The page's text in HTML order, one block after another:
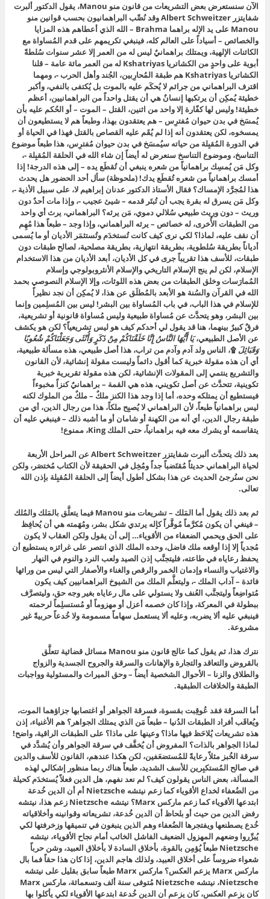
الآن سنستعرض بعض التشريعات من قانون منو Manou، يقول الدكتور ألبرت
شفايتزر Albert Schweitzer
وقد نُصِّب البراهمانيون بحسب قوانين منو
Manou على يد الإله براهما Brahma – الله الذي أعطاهم هذه المزايا
والخصائص – أسياداً على العالم كله، فينبغي تكريمهم على قدم المُساواة مع
الكائنات الإلهية، ويمتلك براهمانيٌ ليس له من العمر إلا عشر سنوات سُلطةً
أبوية على واحدٍ من الكشاتريا Kshatriyas له من العمر مائة عامة – قلنا
الكشاتريا Kshatriyas هم طبقة المُحارِبين، الجُند وأهل الحرب -، ومهما
اقترف البراهماني من جرائم لا يُحكَم عليه بالموت بل يُكتفى بالنفي، وأكبر
خطيئة يُمكِن أن يرتكبها إنسانٌ هي أن يقتل واحداً من البراهمانيين، أعظم
خطيئة! وليس لها كفّارة إلا واحد من اثنين، القتل – الموت – أو الحُكم عليه بأن
يُمسَخ في بدن حيوان مُفترِس – هم يعتقدون بهذا، وطبعاً هم لا يستطيعون أن
يمسخوه، لكن يعتقدون أنه إذا لم يُقَم عليه القصاص بالقتل فهذا في الحياة أو
في الدورة المُقبِلة من حياته سيُمسَخ في بدن حيوان مُفترِس، هذا طبعاً موضوع
التناسخ، وموضوع التناسخ سنعرض له أيضاً إن شاء الله في الحلقة المُقبِلة -،
وكل مَن يُمسِك براهمانياً من شعره ينبغي أن تُقطَع يده – إلى هذه الدرجة! إذا
أمسك براهمانياً من شعره تُقطَع يدك! (ملحوظة) سأل أحد الحضور هل يحدث
هذا لمُجرَّد الإمساك؟ فقال الأستاذ الدكتور عدنان إبراهيم لا، على سبيل الأذية -،
وكل مَن يسرق له بقرة يجب أن تُبتَر قدمه – شيئ عجيب -، وإذا مات أحدٌ دون
وريث – دون وريث طبيعي سُلالي دموي، مَن يرثه؟ البراهماني، يرث أي واحد
من الطبقات الأُخرى، له خصائص – يرثه البراهماني، وإذا وجد – طبعاً هذا مُهِم
أن نقف عليه، لماذا؟ لكي نرى كيف كانت تُستخدَم وتُستثمَر الأديان أو ما يُسمى
أدياناً بطريقة سُلطوية، بطريقة انتهازية، بطريقة مصلحية، لصالح طبقات دون
طبقات، للأسف هذا تقريباً جرى في كل الأديان، أبعد الأديان من هذا الاستخدام
الإسلام، لكن لم ينج الإسلام التاريخي والإسلام الأنثروبولوجي وإسلام
المُمارَسات وخلق الطبقات من بعض هذه اللوثات، وإلا الإسلام النصوصي بحمد
الله في القرآن والسُنة هو الأبعد بالمُطلَق عن هذا، لا يُمكِن أن نجد نظيراً
للإسلام في هذا الباب، في باب المُساواة بين البشر! ليس بين المُسلِمين وإنما
بين البشر، وهو يتحدَّث عن مُساواة طبيعية وليس مُساواة قانونية أو تشريعية،
فرقٌ كبيرٌ بينهما، هنا قد يقول لي أحدكم كيف هو ليس تشريعياً؟ لكن هو يكشف
عن الأصل الطبيعي، يَا أَيُّهَا النَّاسُ إِنَّا خَلَقْنَاكُمْ مِنْ ذَكَرٍ وَأُنْثَى وَجَعَلْنَاكُمْ شُعُوبًا
وَقَبَائِلَ ۩، الناس ولد آدم وآدم من تراب، هذا أصل طبيعي، هذه مسألة طبيعية،
أي أن هذه مقولة خبرية كما أقول دائماً وليست مقولة إنشائية، لأن القانون
والتشريع ينتمي إلى المقولات الإنشائية، لكن هذه مقولة تقريرية خبرية
تكوينية، تتحدَّث عن أصل تكويني، هذه هي القمة – براهمانيٌ كنزاً مخبوءاً
فيستطيع أن يمتلكه وحده، أما إذا وجد هذا الكنز ملكٌ – ملكٌ من الملوك لكنه
ليس براهمانياً طبعاً، لأن البراهماني لا يُصبِح ملكاً، هذا من رجال الدين، أي من
طبقة رجال الدين، أي أنه من الكهنة أو شامان أو ما أشبه ذلك – فينبغي عليه أن
يتقاسمه أو يشرك معه فيه براهمانياً، حتى الملك King، ممنوع!
بعد ذلك يتحدَّث ألبرت شفايتزر Albert Schweitzer عن المراحل الأربعة
لحياة البراهماني حديثاً مُقتَضباً جداً ومُخِل في الحقيقة لأن الكتاب مُختصَر، ولكن
نحن سنُرجئ الحديث عن هذا بشكل أطول أيضاً إلى الحلقة المُقبِلة بإذن الله
تعالى.
ثم بعد ذلك يقول أما المَلك – تشريعات منو Manou فيما يتعلَّق بالمَلك والمُلك
– فينغي أن يكون مُكرَّماً مُوقَّراً كإله يرتدي شكل بشر، ومُهَمته هي أن يُحافِظ
على الحق ويحمي الضعفاء من الأقوياء… إلى أن يقول ولكن العقاب لا يكون
مُجدياً إلا إذا أوقعه ملك فاضل، وحده الملك الذي انتصر على غرائزه يستطيع أن
يحفظ رعاياه في طاعته، فليتجنَّب إذن الصيد ولعب النرد والنوم في النهار
والاغتياب والنساء وإدمان الخمر والرقص والغناء والأصفار التي ليس من ورائها
فائدة – آداب الملك -، وليتعلَّم الملك من الشيوخ البراهمانيين كيف يكون
مُتواضِعاً وليتجنَّب العُنف ولا يستولي على مال رعاياه بغير وجه حق، وليتصرَّف
ببطولة في المعركة، وإذا كان خصمه أعزل أو مهزوماً أو مُستسلِماً لرحمته
فينبغي عليه ألا يضربه، وعليه ألا يستعمل سهاماً مسمومة ولا خُدعاً حربيةً غير
مشروعة.
نترك هذا، ثم يقول كما عالج قانون منو Manou مسائل قضائية تتعلَّق
بالقروض والتعاقد والتجارة والإهانات والسرقة والجروح الجسدية والزواج
والطلاق والزنا – الأحوال الشخصية أيضاً – وحق الميراث والمسئولية وواجبات
الطبقة والخلافات الطبقية.
أما السرقة فقد عُوقِبت بقسوة، فسرقة الجواهر أو اغتصابها جزاؤهما الموت،
ويُعاقَب أفراد الطبقات الدُنيا – طبعاً مَن الذي يمتلك الجواهر؟ هم الأغنياء، إذن
هذه تشريعات يُلاحَظ فيها ماذا؟ وعينها على ماذا؟ على الطبقات الراقية، واضح!
لماذا الجواهر بالذات؟ المفروض أن يُخفَّف في سرقة الجواهر وأن يُشدَّد في
سرقة الخُبز مثلاً رعايةً للمُستضعَفين، لكن هكذا عندهم، القانون للأسف والدين
في صالح المُستكبِرين للأسف الشديد، طبعاً هناك ربما منظور إشكالي لهذه
المسألة، بعض الناس يقولون كيف؟ لم نعد نفهم، هل الدين فعلاً يُستخدَم كحيلة
من الضُعفاء لخداع الأقوياء كما زعم نيتشه Nietzsche أم أن الدين خُدعة
ابتدعها الأقوياء كما زعم ماركس Marx؟ نيتشه Nietzsche زعم هذا، نيتشه
رفض الدين من حيث أو بلحاظ أن الدين خُدعة، تشريعاته وقوانينه وأخلاقياته
خُدع يصطنعها ويفتجرها الضُعفاء وهم الذين ينبغون في تنميقها وزخرفتها لكي
يُبرِّروا وضعهم المهزول الضعيف الفاشل الخائب أمام نجاح الأقوياء، نيتشه
Nietzsche طبعاً يُؤمِن بالقوة، بأخلاق السادة لا بأخلاق العبيد، وشن حرباً
شعواء ضروساً على أخلاق العبيد، ولذلك هاجم الدين، إذا كان هذا حقاً فما بال
ماركس Marx يزعم العكس؟ ماركس Marx طبعاً سابق بقليل على نيتشه
Nietzsche، نيتشه Nietzsche مُتوفى سنة ألف وتسعمائة، ماركس Marx
كان يزعم العكس، كان يزعم أن الدين خُدعة ابتدعها الأقوياء لكي يأكلوا بها